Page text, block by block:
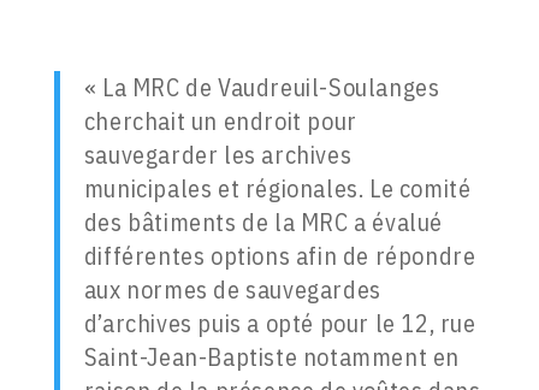
« La MRC de Vaudreuil-Soulanges
cherchait un endroit pour
sauvegarder les archives
municipales et régionales. Le comité
des bâtiments de la MRC a évalué
différentes options afin de répondre
aux normes de sauvegardes
d’archives puis a opté pour le 12, rue
Saint-Jean-Baptiste notamment en